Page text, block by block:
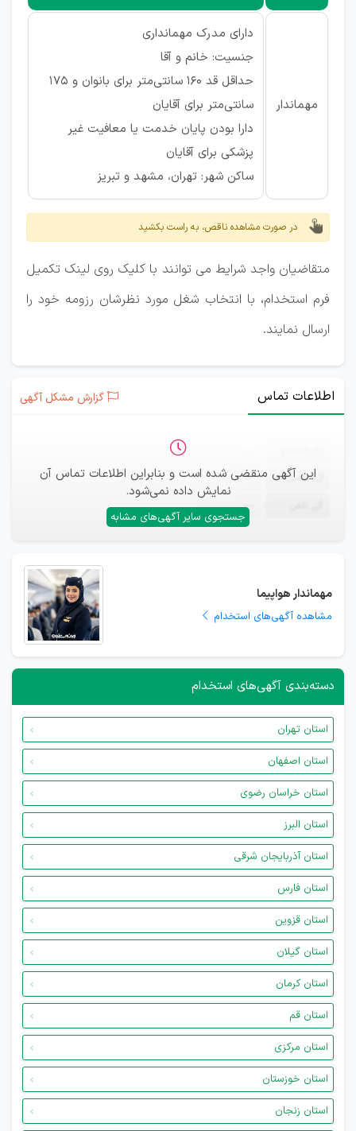
مهماندار
دارای مدرک مهمانداری
جنسیت: خانم و آقا
حداقل قد ۱۶۰ سانتی‌متر برای بانوان و ۱۷۵
سانتی‌متر برای آقایان
دارا بودن پایان خدمت یا معافیت غیر
پزشکی برای آقایان
ساکن شهر: تهران، مشهد و تبریز
در صورت مشاهده ناقص، به راست بکشید
متقاضیان واجد شرایط می توانند با کلیک روی لینک تکمیل
فرم استخدام، با انتخاب شغل مورد نظرشان رزومه خود را
ارسال نمایند.
اطلاعات تماس گزارش مشکل آگهی
این آگهی منقضی شده است و بنابراین اطلاعات تماس آن
نمایش داده نمی‌شود.
جستجوی سایر آگهی‌های مشابه
ایمیل —
—
مهماندار هواپیما
مشاهده آگهی‌های استخدام
دسته‌بندی آگهی‌های استخدام
استان تهران
استان اصفهان
استان خراسان رضوی
استان البرز
استان آذربایجان شرقی
استان فارس
استان قزوین
استان گیلان
استان کرمان
استان قم
استان مرکزی
استان خوزستان
استان زنجان